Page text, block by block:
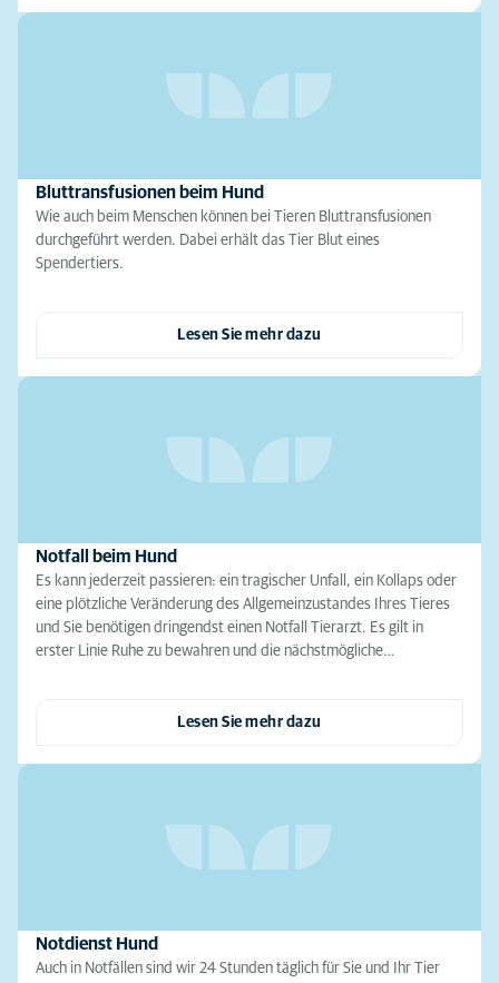
Bluttransfusionen beim Hund
Wie auch beim Menschen können bei Tieren Bluttransfusionen
durchgeführt werden. Dabei erhält das Tier Blut eines
Spendertiers.
Lesen Sie mehr dazu
Notfall beim Hund
Es kann jederzeit passieren: ein tragischer Unfall, ein Kollaps oder
eine plötzliche Veränderung des Allgemeinzustandes Ihres Tieres
und Sie benötigen dringendst einen Notfall Tierarzt. Es gilt in
erster Linie Ruhe zu bewahren und die nächstmögliche…
Lesen Sie mehr dazu
Notdienst Hund
Auch in Notfällen sind wir 24 Stunden täglich für Sie und Ihr Tier